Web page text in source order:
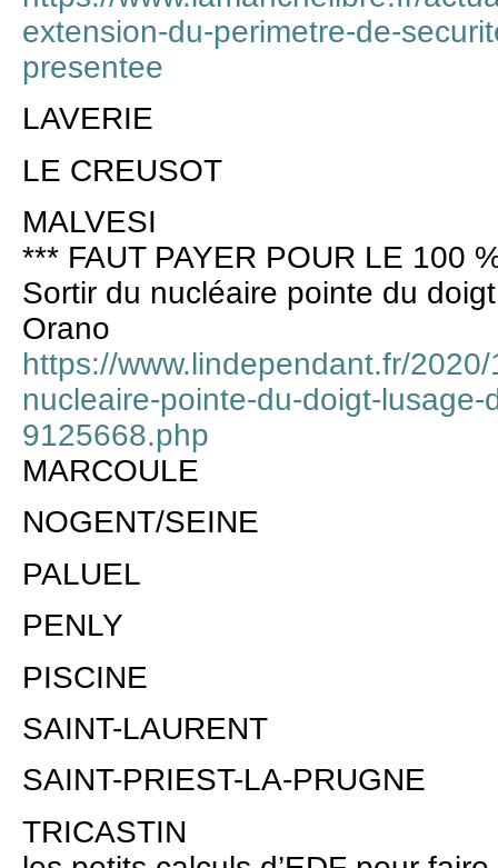
extension-du-perimetre-de-
presentee
LAVERIE
LE CREUSOT
MALVESI
*** FAUT PAYER POUR LE 100
Sortir du nucléaire pointe du doigt
Orano
https://www.lindependant.fr/
nucleaire-pointe-du-doigt-
9125668.php
MARCOULE
NOGENT/SEINE
PALUEL
PENLY
PISCINE
SAINT-LAURENT
SAINT-PRIEST-LA-PRUGNE
TRICASTIN